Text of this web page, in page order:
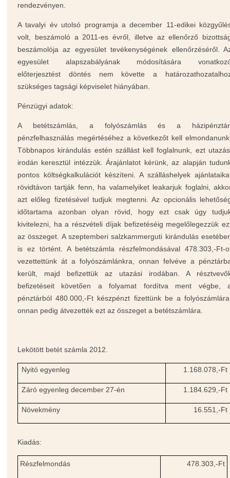
rendezvényen.
A tavalyi év utolsó programja a december 11-edikei
volt, beszámoló a 2011-es évről, illetve az ellenőrző
beszámolója az egyesület tevékenységének ellenőrzéséről.
egyesület alapszabályának módosítására
előterjesztést döntés nem követte a
szükséges tagsági képviselet hiányában.
Pénzügyi adatok:
A betétszámlás, a folyószámlás és a
pénzfelhasználás megértéséhez a következőt kell
Többnapos kirándulás estén szállást kell foglalnunk, ezt
irodán keresztül intézzük. Árajánlatot kérünk, az alapján
pontos költségkalkulációt készíteni. A szálláshelyek
rövidtávon tartják fenn, ha valamelyiket leakarjuk foglalni,
azt előleg fizetésével tudjuk megtenni. Az opcionális
időtartama azonban olyan rövid, hogy ezt csak úgy
kivitelezni, ha a részvételi díjak befizetéséig megelőlegezzük
az összeget. A szeptemberi salzkammerguti kirándulás
is ez történt. A betétszámla részfelmondásával 478.303,-Ft-
vezettettünk át a folyószámlánkra, onnan felvéve a
került, majd befizettük az utazási irodában. A
befizetéseit követően a folyamat fordítva ment végbe,
pénztárból 480.000,-Ft készpénzt fizettünk be a
onnan pedig átvezették ezt az összeget a betétszámlára.
Lekötött betét számla 2012.
Nyitó egyenleg 1.168.078,-Ft
Záró egyenleg december 27-én 1.184.629,-Ft
Növekmény 16.551,-Ft
Kiadás:
Részfelmondás 478.303,-Ft